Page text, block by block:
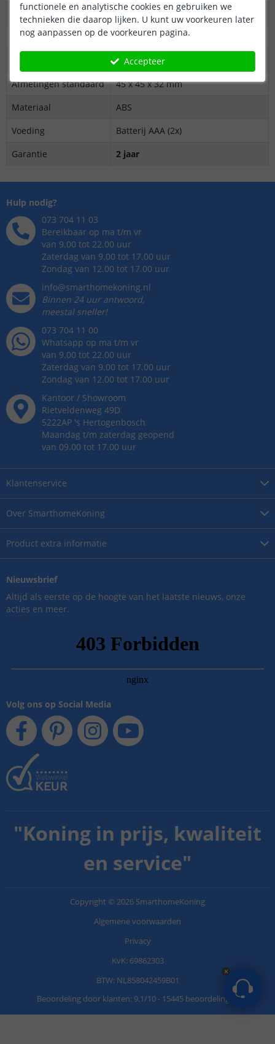
Protocol
Bluetooth 4.2
Kleur
Wit
54 × 54 × 30 mm (lxbxh)
Afmetingen standaard
45 x 45 x 32 mm
Materiaal
ABS
Voeding
Batterij AAA (2x)
Garantie
2 jaar
Over SmarthomeKoning
Product extra informatie
Klantenservice
Hulp nodig?
073 704 11 03
Bereikbaar op ma t/m vr
van 9.00 tot 22.00 uur
Zaterdag van 9.00 tot 17.00 uur
Zondag van 12.00 tot 17.00 uur
info@smarthomekoning.nl
Binnen 24 uur antwoord,
meestal sneller!
073 704 11 00
Whatsapp op ma t/m vr
van 9.00 tot 22.00 uur
Zaterdag van 9.00 tot 17.00 uur
Zondag van 12.00 tot 17.00 uur
Kantoor / Showroom
Rietveldenweg 49D
5222AP 's Hertogenbosch
Maandag t/m zaterdag geopend
van 09.00 tot 17.00 uur
Nieuwsbrief
Altijd als eerste op de hoogte van het laatste nieuws, onze
acties en meer.
Volg ons op Social Media
"Koning in prijs, kwaliteit
en service"
Copyright © 2026 SmarthomeKoning
Algemene voorwaarden
Privacy
KvK: 69862303
BTW: NL858042459B01
Beoordeling door klanten: 9.1/10- 15445 beoordelingen
functionele en analytische cookies en gebruiken we
technieken die daarop lijken. U kunt uw voorkeuren later
nog aanpassen op de voorkeuren pagina.
Accepteer